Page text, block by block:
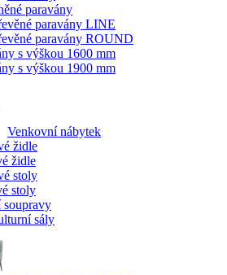
paravány
paravány LINE
paravány ROUND
s výškou 1600 mm
s výškou 1900 mm
Venkovní nábytek
židle
židle
stoly
stoly
soupravy
sály